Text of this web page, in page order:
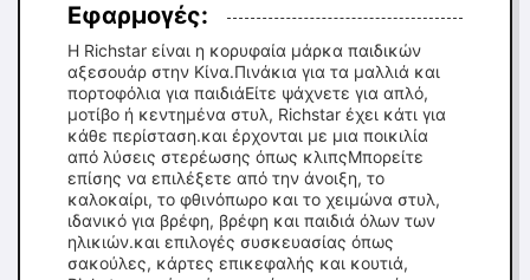
Εφαρμογές:
Η Richstar είναι η κορυφαία μάρκα παιδικών
αξεσουάρ στην Κίνα.Πινάκια για τα μαλλιά και
πορτοφόλια για παιδιάΕίτε ψάχνετε για απλό,
μοτίβο ή κεντημένα στυλ, Richstar έχει κάτι για
κάθε περίσταση.και έρχονται με μια ποικιλία
από λύσεις στερέωσης όπως κλιπςΜπορείτε
επίσης να επιλέξετε από την άνοιξη, το
καλοκαίρι, το φθινόπωρο και το χειμώνα στυλ,
ιδανικό για βρέφη, βρέφη και παιδιά όλων των
ηλικιών.και επιλογές συσκευασίας όπως
σακούλες, κάρτες επικεφαλής και κουτιά,